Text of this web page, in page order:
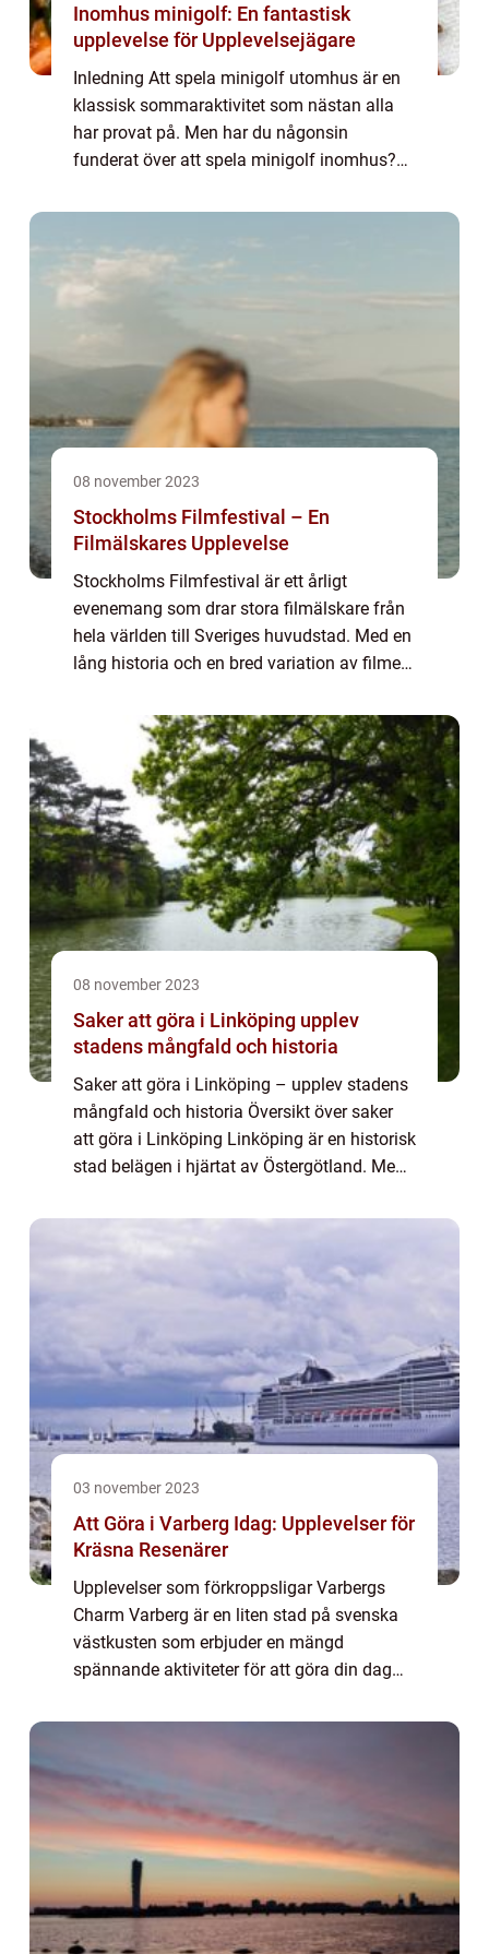
Inomhus minigolf: En fantastisk
upplevelse för Upplevelsejägare
Inledning Att spela minigolf utomhus är en
klassisk sommaraktivitet som nästan alla
har provat på. Men har du någonsin
funderat över att spela minigolf inomhus?
minigolfbanor som erbjuder en annorlunda
08 november 2023
Stockholms Filmfestival – En
Filmälskares Upplevelse
Stockholms Filmfestival är ett årligt
evenemang som drar stora filmälskare från
hela världen till Sveriges huvudstad. Med en
lång historia och en bred variation av filmer
händelse för att fira och uppmärksamma f...
08 november 2023
Saker att göra i Linköping upplev
stadens mångfald och historia
Saker att göra i Linköping – upplev stadens
mångfald och historia Översikt över saker
att göra i Linköping Linköping är en historisk
stad belägen i hjärtat av Östergötland. Med
utbud av aktiviteter är...
03 november 2023
Att Göra i Varberg Idag: Upplevelser för
Kräsna Resenärer
Upplevelser som förkroppsligar Varbergs
Charm Varberg är en liten stad på svenska
västkusten som erbjuder en mängd
spännande aktiviteter för att göra din dag
äventyrslysten själ, en kulturälskare eller en